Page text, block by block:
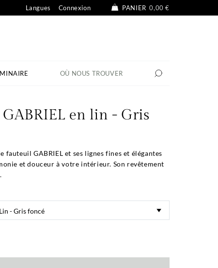
Langues Connexion PANIER 0,00 €
OÙ NOUS TROUVER
en lin - Gris
fauteuil GABRIEL et ses lignes fines et élégantes
et douceur à votre intérieur. Son revêtement